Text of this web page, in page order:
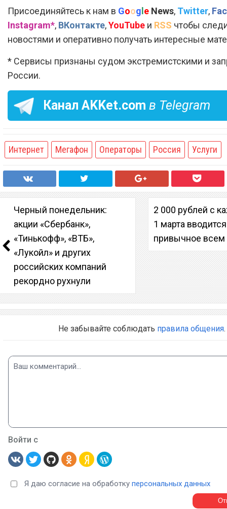
Присоединяйтесь к нам в Google News, Twitter,
Instagram*, ВКонтакте,YouTube и RSS чтобы
новостями и оперативно получать интересные
* Сервисы признаны судом экстремистскими и
России.
Канал AKKet.com в Telegram
Интернет Мегафон Операторы Россия Услуги
Черный понедельник:
акции «Сбербанк»,
«Тинькофф», «ВТБ»,
«Лукойл» и других
российских компаний
рекордно рухнули
2 000 рублей с
1 марта
привычное всем
Не забывайте соблюдать правила общения.
Войти с
Я даю согласие на обработку персональных данных